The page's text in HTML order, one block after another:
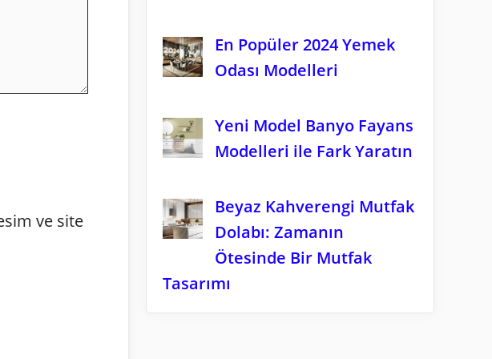
ve site
En Popüler 2024 Yemek
Odası Modelleri
Yeni Model Banyo Fayans
Modelleri ile Fark Yaratın
Beyaz Kahverengi Mutfak
Dolabı: Zamanın
Ötesinde Bir Mutfak
Tasarımı